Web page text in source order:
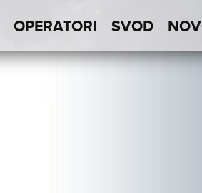
OPERATORI SVOD